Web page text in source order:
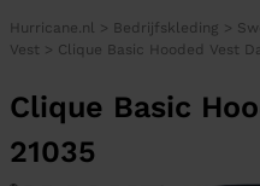
Hurricane.nl > Bedrijfskleding >
Vest > Clique Basic Hooded Vest
Clique Basic
21035